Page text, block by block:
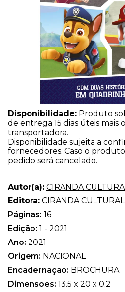
Disponibilidade: Produto
de entrega 15 dias úteis mais
transportadora.
Disponibilidade sujeita a
fornecedores. Caso o
pedido será cancelado.
Autor(a): CIRANDA
Editora: CIRANDA CULTURAL
Páginas: 16
Edição: 1 - 2021
Ano: 2021
Origem: NACIONAL
Encadernação: BROCHURA
Dimensões: 13.5 x 20 x 0.2